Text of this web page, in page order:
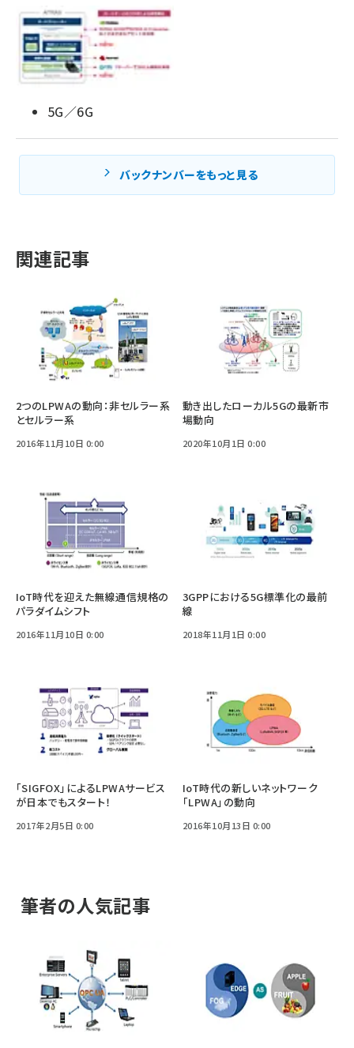
5G／6G
バックナンバーをもっと見る
関連記事
2つのLPWAの動向：非セルラー系
とセルラー系
2016年11月10日 0:00
動き出したローカル5Gの最新市
場動向
2020年10月1日 0:00
IoT時代を迎えた無線通信規格の
パラダイムシフト
2016年11月10日 0:00
3GPPにおける5G標準化の最前
線
2018年11月1日 0:00
「SIGFOX」によるLPWAサービス
が日本でもスタート！
2017年2月5日 0:00
IoT時代の新しいネットワーク
「LPWA」の動向
2016年10月13日 0:00
筆者の人気記事